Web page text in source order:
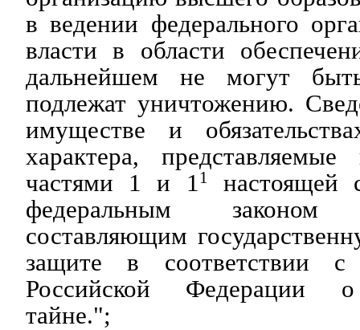
в ведении федерального
власти в области
дальнейшем не могут
подлежат уничтожению.
имуществе и
характера,
частями 1 и 11
настоящей
федеральным
составляющим
защите в соответствии с
Российской Федерации о
тайне.";